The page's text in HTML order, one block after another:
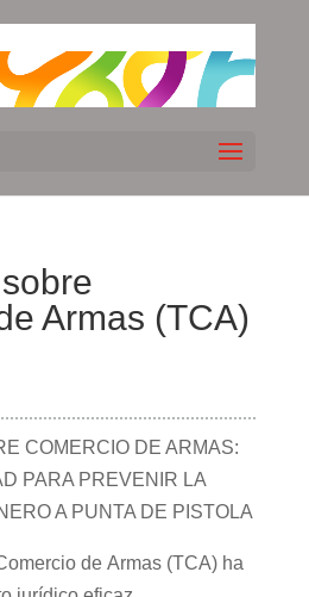
Armas (TCA)
COMERCIO DE ARMAS:
PARA PREVENIR LA
A PUNTA DE PISTOLA
de Armas (TCA) ha